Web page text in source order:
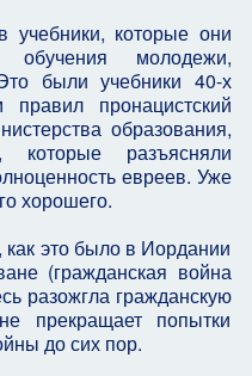
учебники, которые они
молодежи,
были учебники 40-х
пронацистский
образования,
разъясняли
евреев. Уже
хорошего.
это было в Иордании
(гражданская война
разожгла гражданскую
прекращает попытки
до сих пор.